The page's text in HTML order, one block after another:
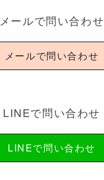
メールで問い合わせ
メールで問い合わせ
LINEで問い合わせ
LINEで問い合わせ